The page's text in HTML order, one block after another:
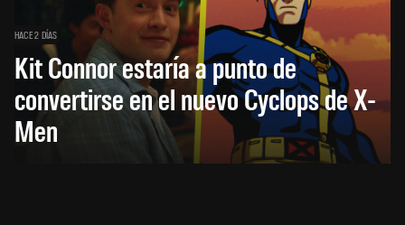
HACE 2 DÍAS
Kit Connor estaría a punto de
convertirse en el nuevo Cyclops de X-
Men